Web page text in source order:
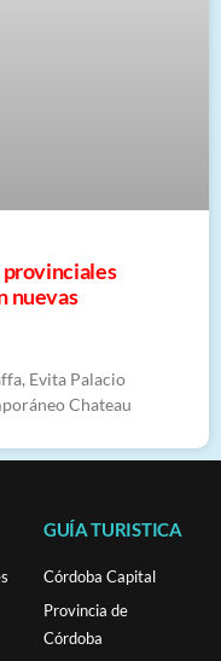
provinciales
nuevas
Evita Palacio
Chateau
GUÍA TURISTICA
Córdoba Capital
Provincia de
Córdoba